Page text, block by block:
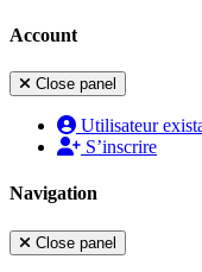
Account
Close panel
Utilisateur
S’inscrire
Navigation
Close panel